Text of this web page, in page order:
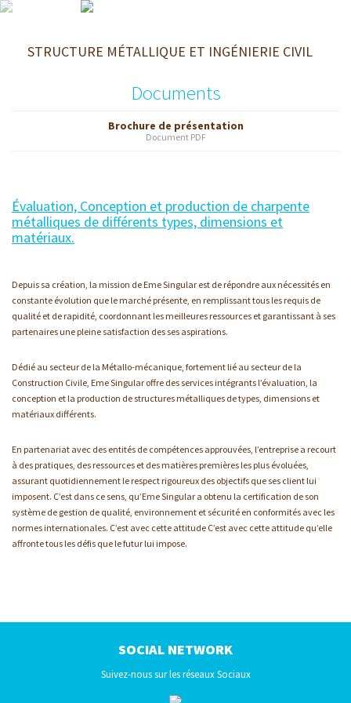
STRUCTURE MÉTALLIQUE ET INGÉNIERIE CIVIL
Documents
Brochure de présentation
Document PDF
Évaluation, Conception et production de charpente
métalliques de différents types, dimensions et
matériaux.
Depuis sa création, la mission de Eme Singular est de répondre aux nécessités en
constante évolution que le marché présente, en remplissant tous les requis de
qualité et de rapidité, coordonnant les meilleures ressources et garantissant à ses
partenaires une pleine satisfaction des ses aspirations.
Dédié au secteur de la Métallo-mécanique, fortement lié au secteur de la
Construction Civile, Eme Singular offre des services intégrants l’évaluation, la
conception et la production de structures métalliques de types, dimensions et
matériaux différents.
En partenariat avec des entités de compétences approuvées, l’entreprise a recourt
à des pratiques, des ressources et des matières premières les plus évoluées,
assurant quotidiennement le respect rigoureux des objectifs que ses client lui
imposent. C’est dans ce sens, qu’Eme Singular a obtenu la certification de son
système de gestion de qualité, environnement et sécurité en conformités avec les
normes internationales. C’est avec cette attitude C’est avec cette attitude qu’elle
affronte tous les défis que le futur lui impose.
SOCIAL NETWORK
Suivez-nous sur les réseaux Sociaux
X - 2
X - 4
X - 5
X - 8
X - 9
X - 12
X - 13
X - 14
X - 15
X - 16
X - 19
X - 20
X - 21
X - 22
X - 23
X - 26
X - 27
X - 28
X - 29